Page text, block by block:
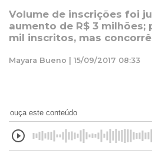
Volume de inscrições foi
aumento de R$ 3 milhões;
mil inscritos, mas
Mayara Bueno | 15/09/2017 08:33
ouça este conteúdo